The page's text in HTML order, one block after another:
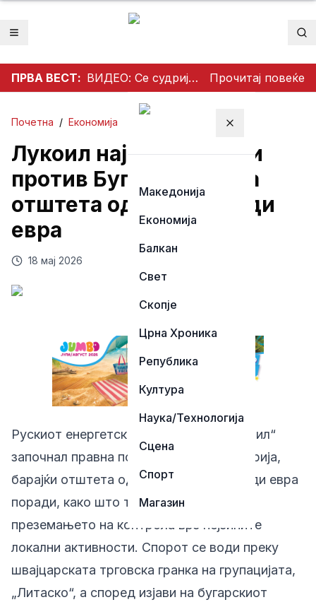
Отвори мени
ПРВА ВЕСТ: ВИДЕО: Се судрија патничко возило и камион на патот Гостивар – Страж Прочитај повеќе
Затвори мени
Македонија
Економија
Балкан
Свет
Скопје
Црна Хроника
Република
Култура
Наука/Технологија
Сцена
Спорт
Магазин
Почетна / Економија
Лукоил најавува тужби
против Бугарија и бара
отштета од 3 милијарди
евра
18 мај 2026
Рускиот енергетски конгломерат „Лукоил“
започнал правна постапка против Бугарија,
барајќи отштета од околу три милијарди евра
поради, како што тврди компанијата,
преземањето на контрола врз нејзините
локални активности. Спорот се води преку
швајцарската трговска гранка на групацијата,
„Литаско“, а според изјави на бугарскиот